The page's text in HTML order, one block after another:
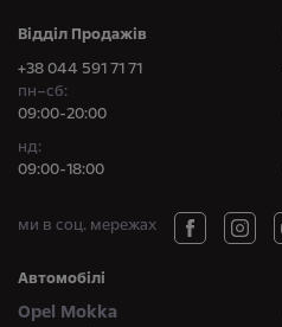
Відділ Продажів
+38 044 591 71 71
пн–сб:
09:00-20:00
нд:
09:00-18:00
ми в соц. мережах
Автомобілі
Opel Mokka